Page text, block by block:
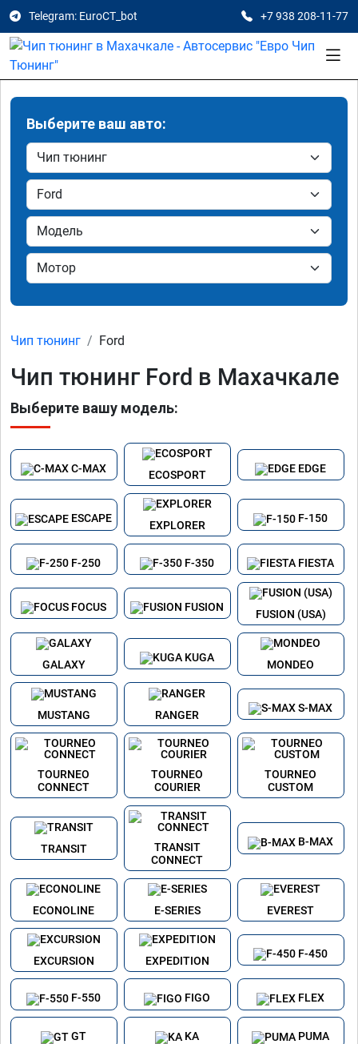
Telegram: EuroCT_bot +7 938 208-11-77
Выберите ваш авто:
Чип тюнинг Ford
Чип тюнинг Ford в Махачкале
Выберите вашу модель:
C-MAX
ECOSPORT
EDGE
ESCAPE
EXPLORER
F-150
F-250 F-350 FIESTA
FOCUS FUSION
FUSION (USA)
GALAXY
KUGA
MONDEO
MUSTANG RANGER
S-MAX
TOURNEO
CONNECT
TOURNEO
COURIER
TOURNEO
CUSTOM
TRANSIT
TRANSIT
CONNECT
B-MAX
ECONOLINE E-SERIES EVEREST
EXCURSION EXPEDITION
F-450
F-550 FIGO FLEX
GT KA PUMA